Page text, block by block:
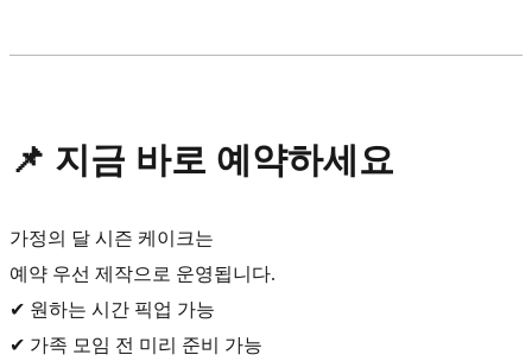
📌 지금 바로 예약하세요
가정의 달 시즌 케이크는
예약 우선 제작으로 운영됩니다.
✔ 원하는 시간 픽업 가능
✔ 가족 모임 전 미리 준비 가능